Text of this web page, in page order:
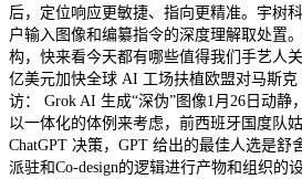
后，定位响应更敏捷、指向更精准。宇树
户输入图像和编纂指令的深度理解取处置
构，快来看今天都有哪些值得我们手艺人
亿美元加快全球 AI 工场扶植欧盟对马斯
访： Grok AI 生成“深伪”图像1月26日动
以一体化的体例来考虑，前西班牙国度队
ChatGPT 决策，GPT 给出的最佳人选是舒
派驻和Co-design的逻辑进行产物和组织的